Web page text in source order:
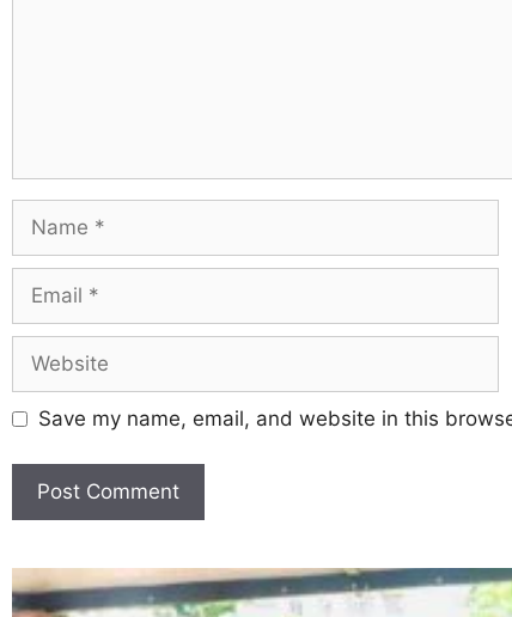
Save my name, email, and website in this